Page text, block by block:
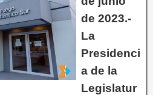
de 2023.-
La
Presidenci
a de la
Legislatur